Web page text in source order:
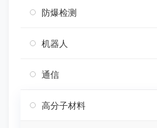
防爆检测
机器人
通信
高分子材料